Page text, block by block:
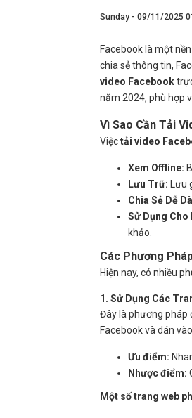
Sunday - 09/11/2025
Facebook là một
chia sẻ thông tin,
video Facebook
năm 2024, phù hợp
Vì Sao Cần Tải
Việctải video
Xem Offline:
Lưu Trữ: Lưu
Chia Sẻ Dễ
Sử Dụng Cho
khảo.
Các Phương
Hiện nay, có nhiều
1. Sử Dụng Các
Đây là phương pháp
Facebook và dán
Ưu điểm:
Nhược điểm:
Một số trang web